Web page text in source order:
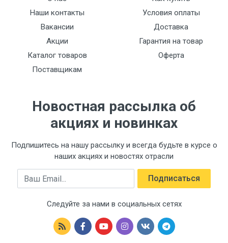
Наши контакты
Вакансии
Акции
Каталог товаров
Поставщикам
Условия оплаты
Доставка
Гарантия на товар
Оферта
Новостная рассылка об
акциях и новинках
Подпишитесь на нашу рассылку и всегда будьте в курсе о
наших акциях и новостях отрасли
Email Подписаться
Следуйте за нами в социальных сетях